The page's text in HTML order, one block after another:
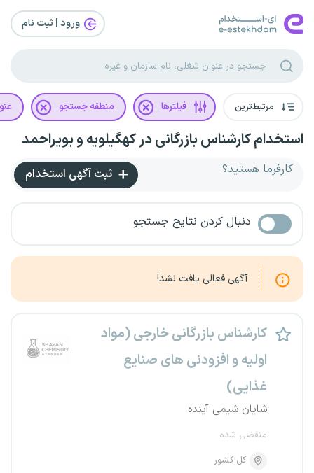
ورود | ثبت‌ نام
مرتبط‌ترین فیلترها منطقه جستجو
استخدام کارشناس بازرگانی در کهگیلویه و بویراحمد
کارفرما هستید؟ ثبت آگهی استخدام
دنبال کردن نتایج جستجو
آگهی فعالی یافت نشد!
کارشناس بازرگانی خارجی (مواد
اولیه و افزودنی های صنایع
غذایی)
شایان شیمی آینده
منقضی شده
کل کشور